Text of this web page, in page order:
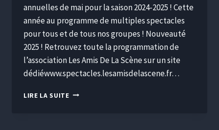
annuelles de mai pour la saison 2024-2025 ! Cette
année au programme de multiples spectacles
pour tous et de tous nos groupes ! Nouveauté
2025 ! Retrouvez toute la programmation de
l’association Les Amis De La Scène sur un site
dédiéwww.spectacles.lesamisdelascene.fr…
LIRE LA SUITE